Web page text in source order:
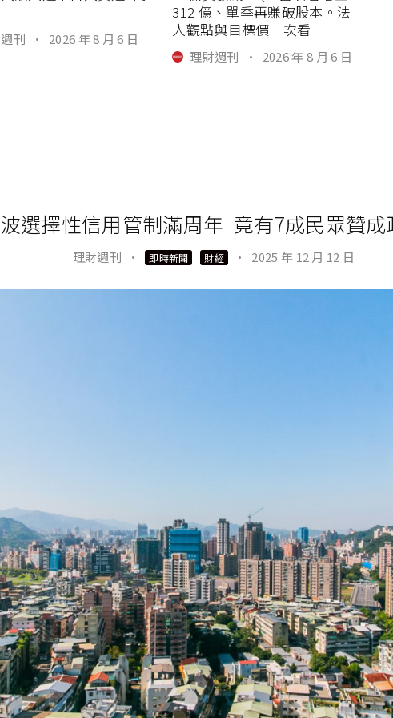
刊 · 2026 年 8 月 6 日
312 億、單季再賺破股本。法
人觀點與目標價一次看
理財週刊 · 2026 年 8 月 6 日
選擇性信用管制滿周年 竟有7成民眾贊成
理財週刊 · 即時新聞 財經 · 2025 年 12 月 12 日